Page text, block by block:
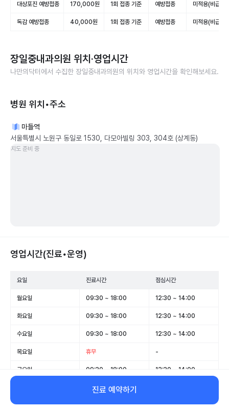
대상포진 예방접종 170,000원 1회 접종 기준 예방접종 미적용(비급여)
독감 예방접종 40,000원 1회 접종 기준 예방접종 미적용(비급여)
장일중내과의원 위치·영업시간
나만의닥터에서 수집한 장일중내과의원의 위치와 영업시간을 확인해보세요.
병원 위치•주소
마들역
서울특별시 노원구 동일로 1530, 다모아빌링 303, 304호 (상계동)
지도 준비 중
영업시간(진료•운영)
요일 진료시간 점심시간
월요일 09:30 ~ 18:00 12:30 ~ 14:00
화요일 09:30 ~ 18:00 12:30 ~ 14:00
수요일 09:30 ~ 18:00 12:30 ~ 14:00
목요일 휴무 -
금요일 09:30 ~ 18:00 12:30 ~ 14:00
09:30 ~ 12:00
일요일 휴무 -
진료 예약하기